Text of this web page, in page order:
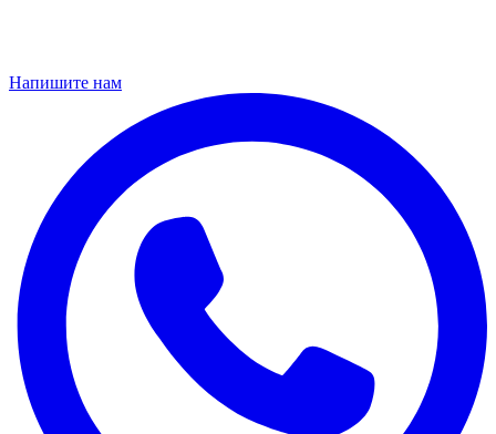
Напишите нам